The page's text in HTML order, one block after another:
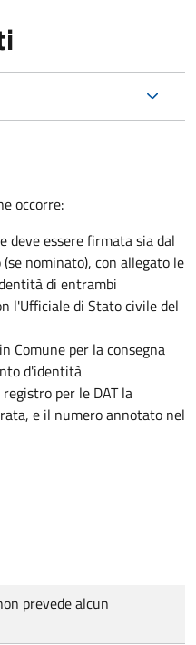
occorre:
deve essere firmata sia dal
nominato), con allegato le
di entrambi
l'Ufficiale di Stato civile del
Comune per la consegna
d'identità
per le DAT la
e il numero annotato nel
prevede alcun